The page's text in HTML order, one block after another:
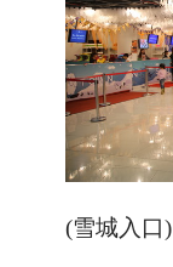
(雪城入口)